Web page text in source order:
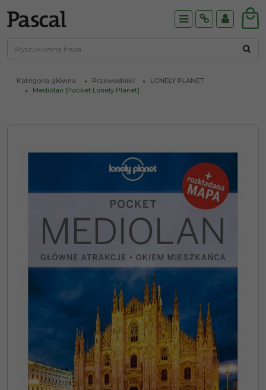
MenuInfoPanel
Kategoria główna Przewodniki
LONELY PLANET
Mediolan [Pocket Lonely Planet]